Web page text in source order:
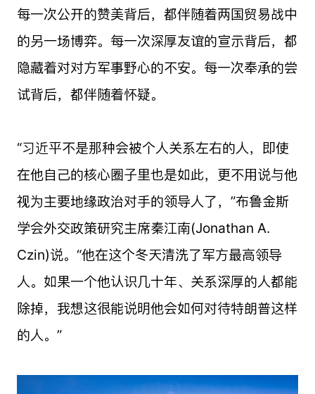
每一次公开的赞美背后，都伴随着两国贸易战中
的另一场博弈。每一次深厚友谊的宣示背后，都
隐藏着对对方军事野心的不安。每一次奉承的尝
试背后，都伴随着怀疑。
“习近平不是那种会被个人关系左右的人，即使
在他自己的核心圈子里也是如此，更不用说与他
视为主要地缘政治对手的领导人了，”布鲁金斯
学会外交政策研究主席秦江南(Jonathan A.
Czin)说。“他在这个冬天清洗了军方最高领导
人。如果一个他认识几十年、关系深厚的人都能
除掉，我想这很能说明他会如何对待特朗普这样
的人。”